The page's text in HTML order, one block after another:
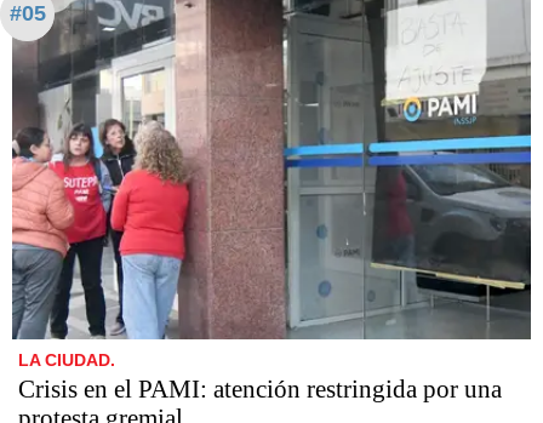
#05
LA CIUDAD.
Crisis en el PAMI: atención restringida por una